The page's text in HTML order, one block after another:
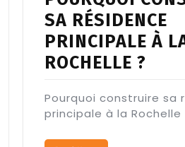
SA RÉSIDENCE
PRINCIPALE À
ROCHELLE ?
Pourquoi construire sa
principale à la Rochelle